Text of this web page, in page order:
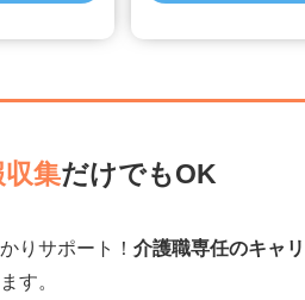
集だけでもOK
りサポート！ 介護職専任のキャリ
す。